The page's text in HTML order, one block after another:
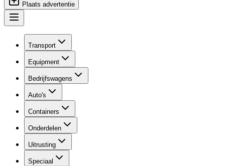
Plaats advertentie
Transport
Equipment
Bedrijfswagens
Auto's
Containers
Onderdelen
Uitrusting
Speciaal